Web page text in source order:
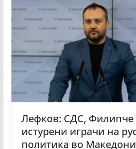
Лефков: СДС, Филипче
истурени играчи на
политика во